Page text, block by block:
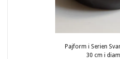
Pajform i Serien
30 cm i